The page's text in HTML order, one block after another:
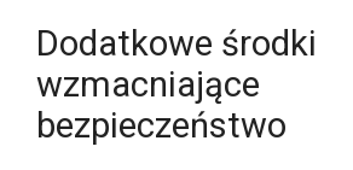
Dodatkowe środki
wzmacniające
bezpieczeństwo